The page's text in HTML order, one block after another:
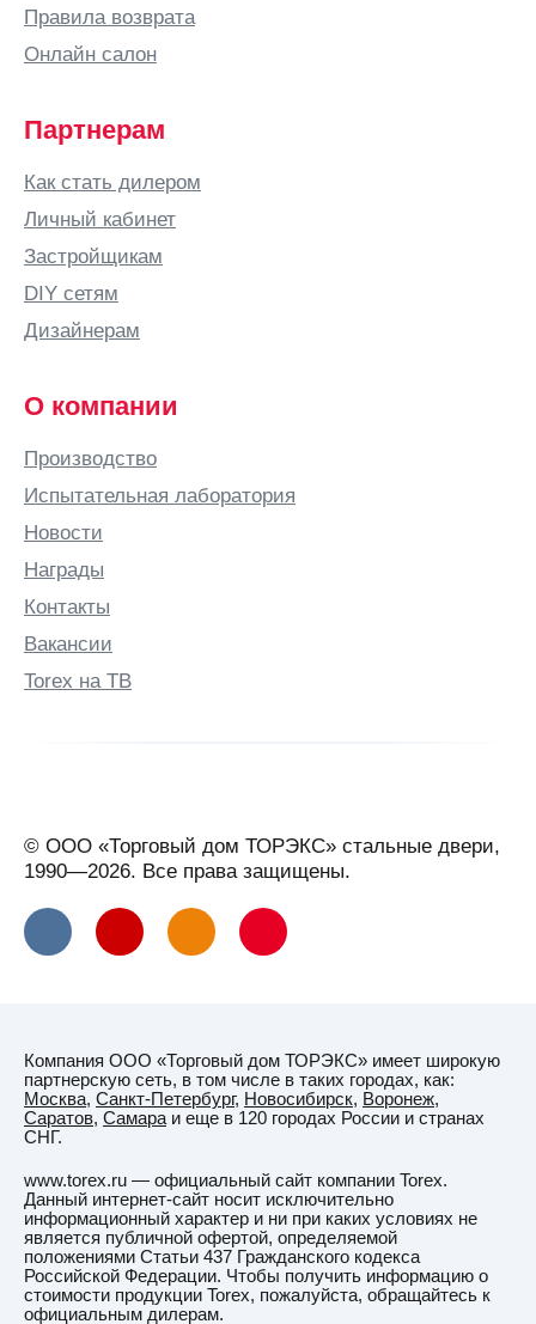
Бишкек
Благовещенск
Богородск
Братск
Брянск
Бугуруслан
Буденновск
Бузулук
Бутурлино
В
Валдай
Великие
Луки
Верхняя
Видное
Владивосток
Владикавказ
Владимирская
область
ВНИИССОК
Водный
Правила возврата
Онлайн салон
Партнерам
Как стать дилером
Личный кабинет
Застройщикам
DIY сетям
Дизайнерам
О компании
Производство
Испытательная лаборатория
Новости
Награды
Контакты
Вакансии
Torex на ТВ
© ООО «Торговый дом ТОРЭКС» стальные двери,
1990—2026. Все права защищены.
Компания ООО «Торговый дом ТОРЭКС» имеет широкую
партнерскую сеть, в том числе в таких городах, как:
Москва, Санкт-Петербург, Новосибирск, Воронеж,
Саратов, Самара и еще в 120 городах России и странах
СНГ.
www.torex.ru — официальный сайт компании Torex.
Данный интернет-сайт носит исключительно
информационный характер и ни при каких условиях не
является публичной офертой, определяемой
положениями Статьи 437 Гражданского кодекса
Российской Федерации. Чтобы получить информацию о
стоимости продукции Torex, пожалуйста, обращайтесь к
официальным дилерам.